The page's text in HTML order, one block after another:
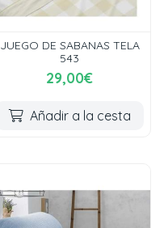
JUEGO DE SABANAS TELA
543
29,00€
Añadir a la cesta